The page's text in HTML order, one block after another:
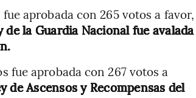
aprobada con 265 votos a favor,
de la Guardia Nacional fue avalada
fue aprobada con 267 votos a
de Ascensos y Recompensas del